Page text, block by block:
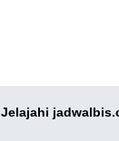
Jelajahi